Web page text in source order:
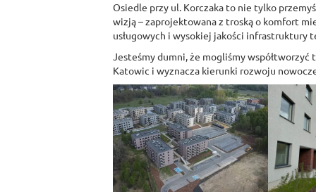
Osiedle przy ul. Korczaka to nie tylko
wizją – zaprojektowana z troską o komfort
usługowych i wysokiej jakości infrastruktury
Jesteśmy dumni, że mogliśmy
Katowic i wyznacza kierunki rozwoju